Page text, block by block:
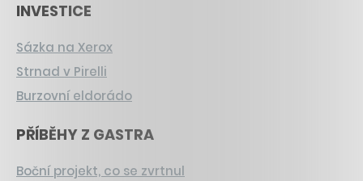
INVESTICE
Sázka na Xerox
Strnad v Pirelli
Burzovní eldorádo
PŘÍBĚHY Z GASTRA
Boční projekt, co se zvrtnul